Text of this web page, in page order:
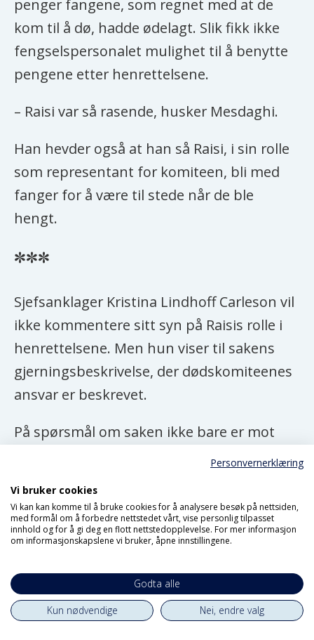
penger fangene, som regnet med at de
kom til å dø, hadde ødelagt. Slik fikk ikke
fengselspersonalet mulighet til å benytte
pengene etter henrettelsene.
– Raisi var så rasende, husker Mesdaghi.
Han hevder også at han så Raisi, i sin rolle
som representant for komiteen, bli med
fanger for å være til stede når de ble
hengt.
***
Sjefsanklager Kristina Lindhoff Carleson vil
ikke kommentere sitt syn på Raisis rolle i
henrettelsene. Men hun viser til sakens
gjerningsbeskrivelse, der dødskomiteenes
ansvar er beskrevet.
På spørsmål om saken ikke bare er mot
den anklagede, men mot hele systemet
ledelse med utgangspunkt i dens høyeste
leders fatwa, svarer hun:
mot en person, som er en del av dette
systemet, så anser vi naturligvis deres
Personvernerklæring
Vi bruker cookies
Vi kan kan komme til å bruke cookies for å analysere besøk på nettsiden,
med formål om å forbedre nettstedet vårt, vise personlig tilpasset
innhold og for å gi deg en flott nettstedopplevelse. For mer informasjon
om informasjonskapslene vi bruker, åpne innstillingene.
Godta alle
Kun nødvendige
Nei, endre valg